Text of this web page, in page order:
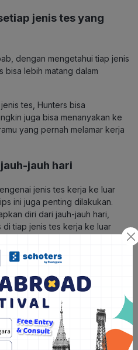
jenis tes yang
dengan mengetahui tiap jenis
bisa lebih matang dalam
tes, Hunters bisa
juga bisa menanyakan ke
yang pernah melamar kerja
jauh hari
jenis tes kerja ke luar
ini juga penting dilakukan.
diri dari jauh-jauh hari,
di tiap jenis tes kerja ke luar
mungkin bisa meluangkan
tiap jenis tes setiap
Senin, pelajari tes kemampuan
jam. Kemudian, lanjut lagi di
jenis tes lain dengan durasi